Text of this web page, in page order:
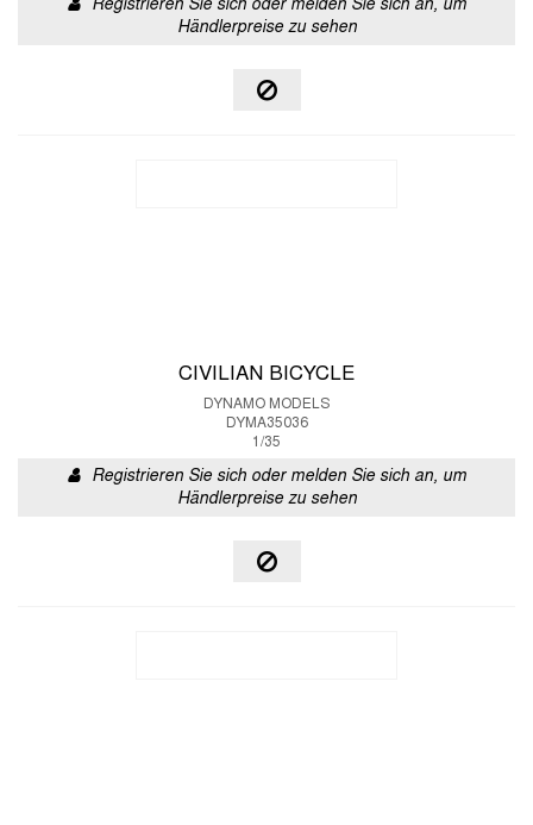
Registrieren Sie sich oder melden Sie sich an, um
Händlerpreise zu sehen
CIVILIAN BICYCLE
DYNAMO MODELS
DYMA35036
1/35
Registrieren Sie sich oder melden Sie sich an, um
Händlerpreise zu sehen